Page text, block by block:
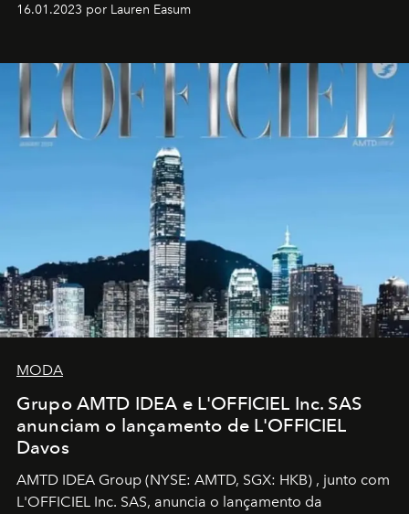
16.01.2023 por Lauren Easum
MODA
Grupo AMTD IDEA e L'OFFICIEL Inc. SAS
anunciam o lançamento de L'OFFICIEL
Davos
AMTD IDEA Group (NYSE: AMTD, SGX: HKB) , junto com
L'OFFICIEL Inc. SAS, anuncia o lançamento da